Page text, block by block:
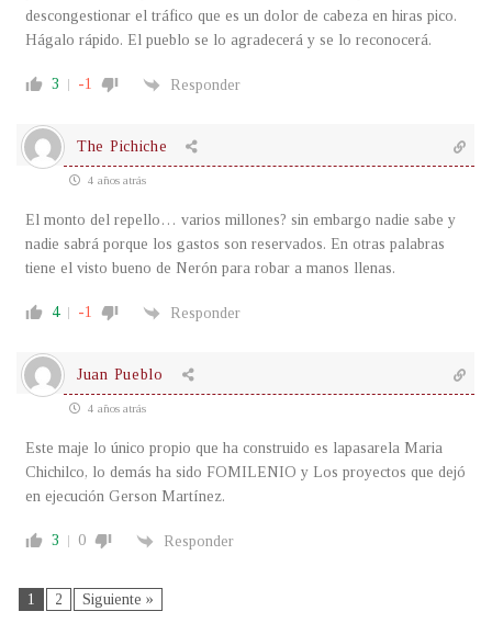
descongestionar el tráfico que es un dolor de cabeza en hiras pico.
Hágalo rápido. El pueblo se lo agradecerá y se lo reconocerá.
3 -1 Responder
The Pichiche
4 años atrás
El monto del repello… varios millones? sin embargo nadie sabe y
nadie sabrá porque los gastos son reservados. En otras palabras
tiene el visto bueno de Nerón para robar a manos llenas.
4 -1 Responder
Juan Pueblo
4 años atrás
Este maje lo único propio que ha construido es lapasarela Maria
Chichilco, lo demás ha sido FOMILENIO y Los proyectos que dejó
en ejecución Gerson Martínez.
3 0 Responder
1 2 Siguiente »